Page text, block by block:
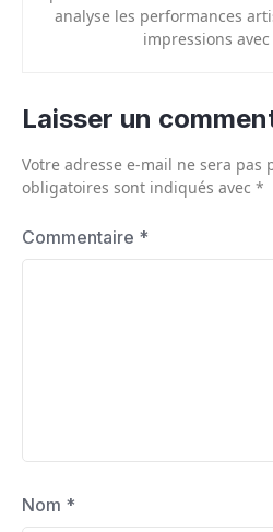
analyse les performances
impressions
Laisser un
Votre adresse e-mail ne sera pas
obligatoires sont indiqués avec *
Commentaire *
Nom *